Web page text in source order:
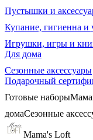
Пустышки и
Купание, гигиенна и
Игрушки, игры и
Для дома
Сезонные аксессуары
Подарочный
Готовые наборы
домаСезонные
Mama's Loft